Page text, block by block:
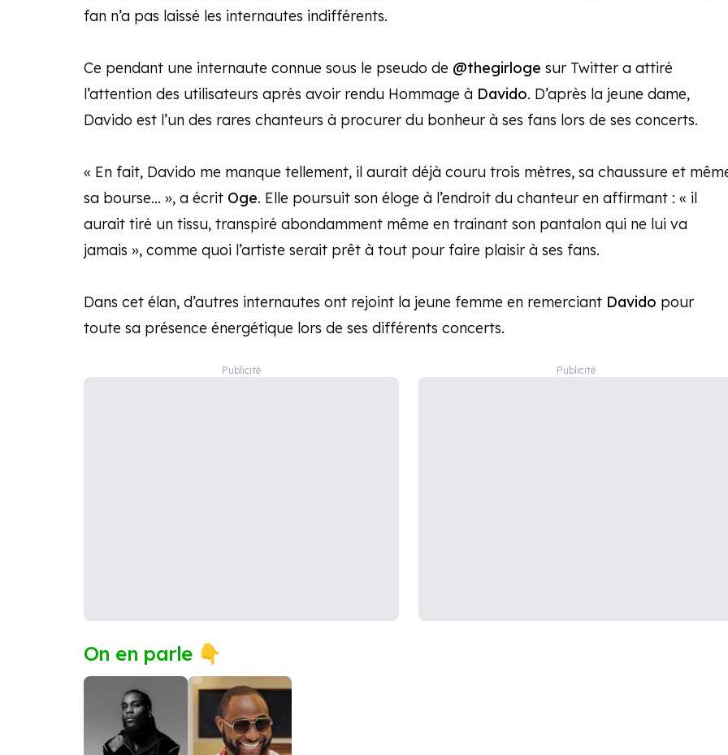
fan n’a pas laissé les internautes indifférents.
Ce pendant une internaute connue sous le pseudo de @thegirloge sur Twitter a attiré
l’attention des utilisateurs après avoir rendu Hommage à Davido. D’après la jeune dame,
Davido est l’un des rares chanteurs à procurer du bonheur à ses fans lors de ses concerts.
« En fait, Davido me manque tellement, il aurait déjà couru trois mètres, sa chaussure et
sa bourse… », a écrit Oge. Elle poursuit son éloge à l’endroit du chanteur en affirmant : « il
aurait tiré un tissu, transpiré abondamment même en trainant son pantalon qui ne lui va
jamais », comme quoi l’artiste serait prêt à tout pour faire plaisir à ses fans.
Dans cet élan, d’autres internautes ont rejoint la jeune femme en remerciant Davido pour
toute sa présence énergétique lors de ses différents concerts.
On en parle 👇